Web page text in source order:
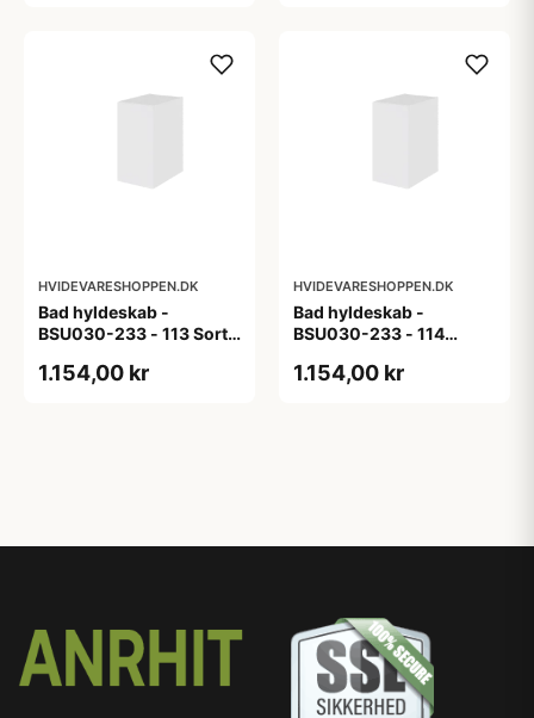
HVIDEVARESHOPPEN.DK
Bad hyldeskab -
BSU030-233 - 113 Sort
1.154,00 kr
HVIDEVARESHOPPEN.DK
Bad hyldeskab -
BSU030-233 - 114
m/eg ABS-kant
1.154,00 kr